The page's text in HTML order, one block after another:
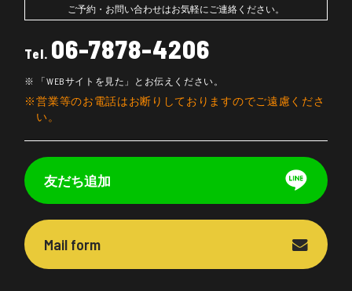
ご予約・お問い合わせはお気軽にご連絡ください。
Tel. 06-7878-4206
「WEBサイトを見た」とお伝えください。
営業等のお電話はお断りしておりますのでご遠慮くださ
い。
友だち追加
Mail form